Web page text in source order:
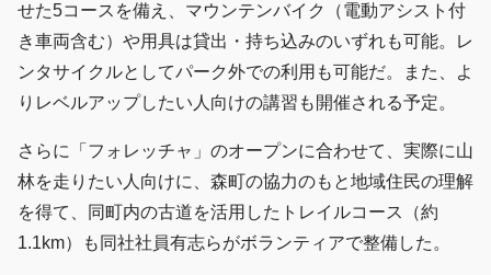
せた5コースを備え、マウンテンバイク（電動アシスト付
き車両含む）や用具は貸出・持ち込みのいずれも可能。レ
ンタサイクルとしてパーク外での利用も可能だ。また、よ
りレベルアップしたい人向けの講習も開催される予定。
さらに「フォレッチャ」のオープンに合わせて、実際に山
林を走りたい人向けに、森町の協力のもと地域住民の理解
を得て、同町内の古道を活用したトレイルコース（約
1.1km）も同社社員有志らがボランティアで整備した。